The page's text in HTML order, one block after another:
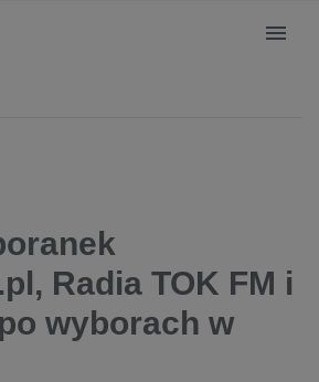
Radia TOK FM i
wyborach w